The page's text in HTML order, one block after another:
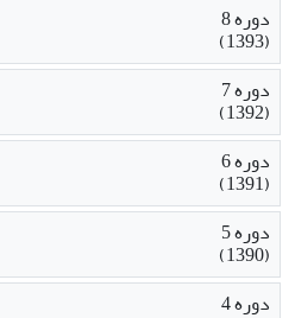
دوره 8
(1393)
دوره 7
(1392)
دوره 6
(1391)
دوره 5
(1390)
دوره 4